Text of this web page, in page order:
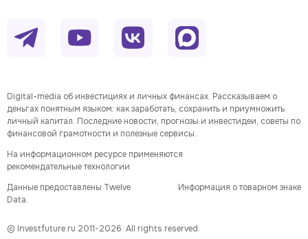
Digital-media об инвестициях и личных финансах. Рассказываем о
деньгах понятным языком: как заработать, сохранить и приумножить
личный капитал. Последние новости, прогнозы и инвестидеи, советы по
финансовой грамотности и полезные сервисы.
На информационном ресурсе применяются
рекомендательные технологии
Данные предоставлены Twelve
Data.
Информация о товарном знаке
© Investfuture.ru 2011-2026. All rights reserved.